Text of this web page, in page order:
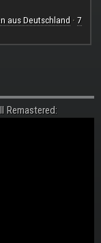
aus Deutschland · 7
Remastered: